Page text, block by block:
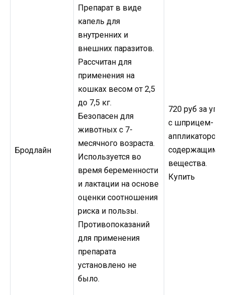
Бродлайн
Препарат в виде
капель для
внутренних и
внешних паразитов.
Рассчитан для
применения на
кошках весом от 2,5
до 7,5 кг.
Безопасен для
животных с 7-
месячного возраста.
Используется во
время беременности
и лактации на основе
оценки соотношения
риска и пользы.
Противопоказаний
для применения
препарата
установлено не
было.
720 руб за
с шприцем-
аппликатором,
содержащим
вещества.
Купить